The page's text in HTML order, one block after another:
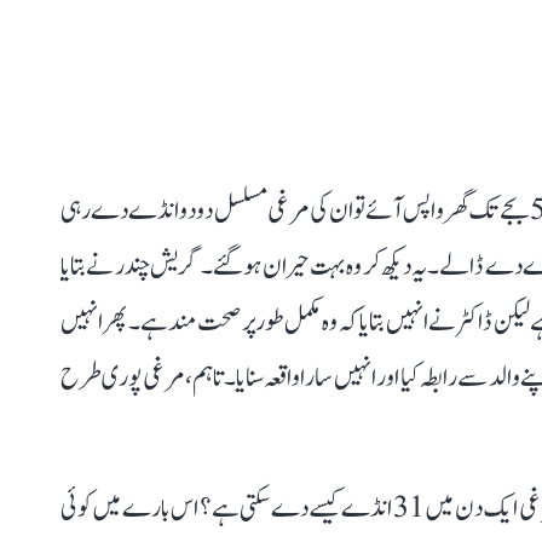
گریش چندر بدھانی نے بتایا کہ اتوار 25 دسمبر کو جب وہ شام 5 بجے تک گھر واپس آئے تو ان کی مرغی مسلسل دو دو انڈے دے رہی
رات 10 بجے تک اس نے پورے 31 انڈے دے ڈالے۔ یہ دیکھ کر وہ بہت حیران ہو گئے۔ گریش چندر نے بتایا
ڈاکٹر نے انہیں بتایا کہ وہ مکمل طور پر صحت مند ہے۔ پھر انہیں
سے رابطہ کیا اور انہیں سارا واقعہ سنایا۔ تاہم، مرغی پوری طرح
اب ایک بڑا سوال یہ ہے کہ یہ سب کیسے ممکن ہے؟ ایک مرغی ایک دن میں 31 انڈے کیسے دے سکتی ہے؟ اس بارے میں کوئی